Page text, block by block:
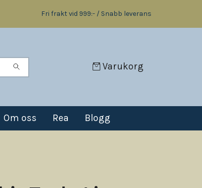
Fri frakt vid 999:- / Snabb leverans
Varukorg
Om oss Rea Blogg